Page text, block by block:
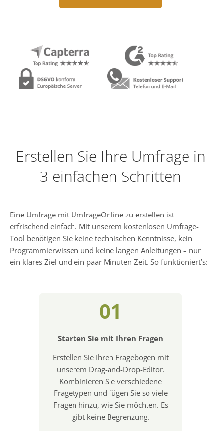
Erstellen Sie Ihre Umfrage in
3 einfachen Schritten
Eine Umfrage mit UmfrageOnline zu erstellen ist
erfrischend einfach. Mit unserem kostenlosen Umfrage-
Tool benötigen Sie keine technischen Kenntnisse, kein
Programmierwissen und keine langen Anleitungen – nur
ein klares Ziel und ein paar Minuten Zeit. So funktioniert’s:
01
Starten Sie mit Ihren Fragen
Erstellen Sie Ihren Fragebogen mit
unserem Drag-and-Drop-Editor.
Kombinieren Sie verschiedene
Fragetypen und fügen Sie so viele
Fragen hinzu, wie Sie möchten. Es
gibt keine Begrenzung.